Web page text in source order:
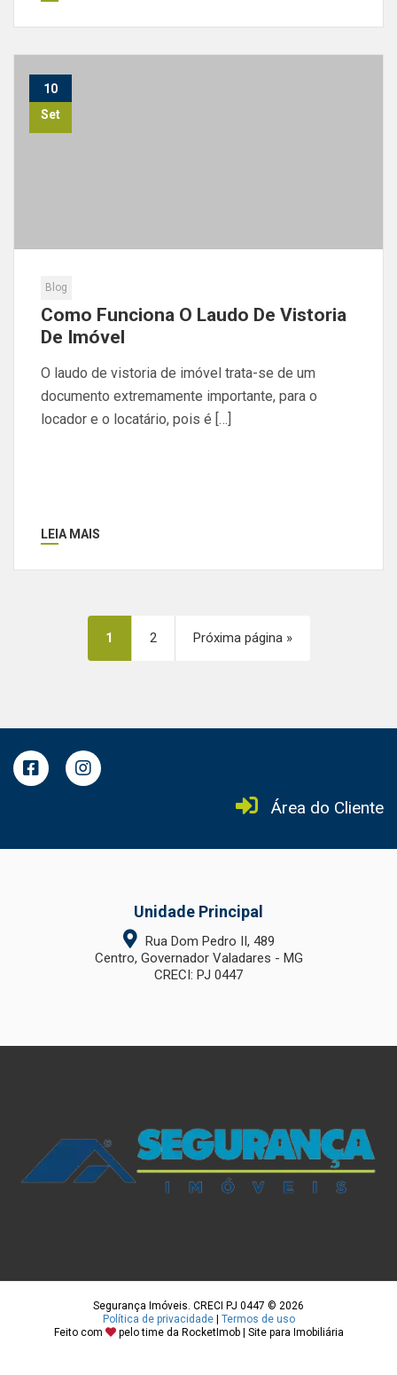
10
Set
Blog
Como Funciona O Laudo De Vistoria
De Imóvel
O laudo de vistoria de imóvel trata-se de um
documento extremamente importante, para o
locador e o locatário, pois é […]
LEIA MAIS
1 2 Próxima página »
Área do Cliente
Unidade Principal
Rua Dom Pedro II, 489
Centro, Governador Valadares - MG
CRECI: PJ 0447
Segurança Imóveis. CRECI PJ 0447 © 2026
Política de privacidade| Termos de uso
Feito com
pelo time da RocketImob | Site para Imobiliária